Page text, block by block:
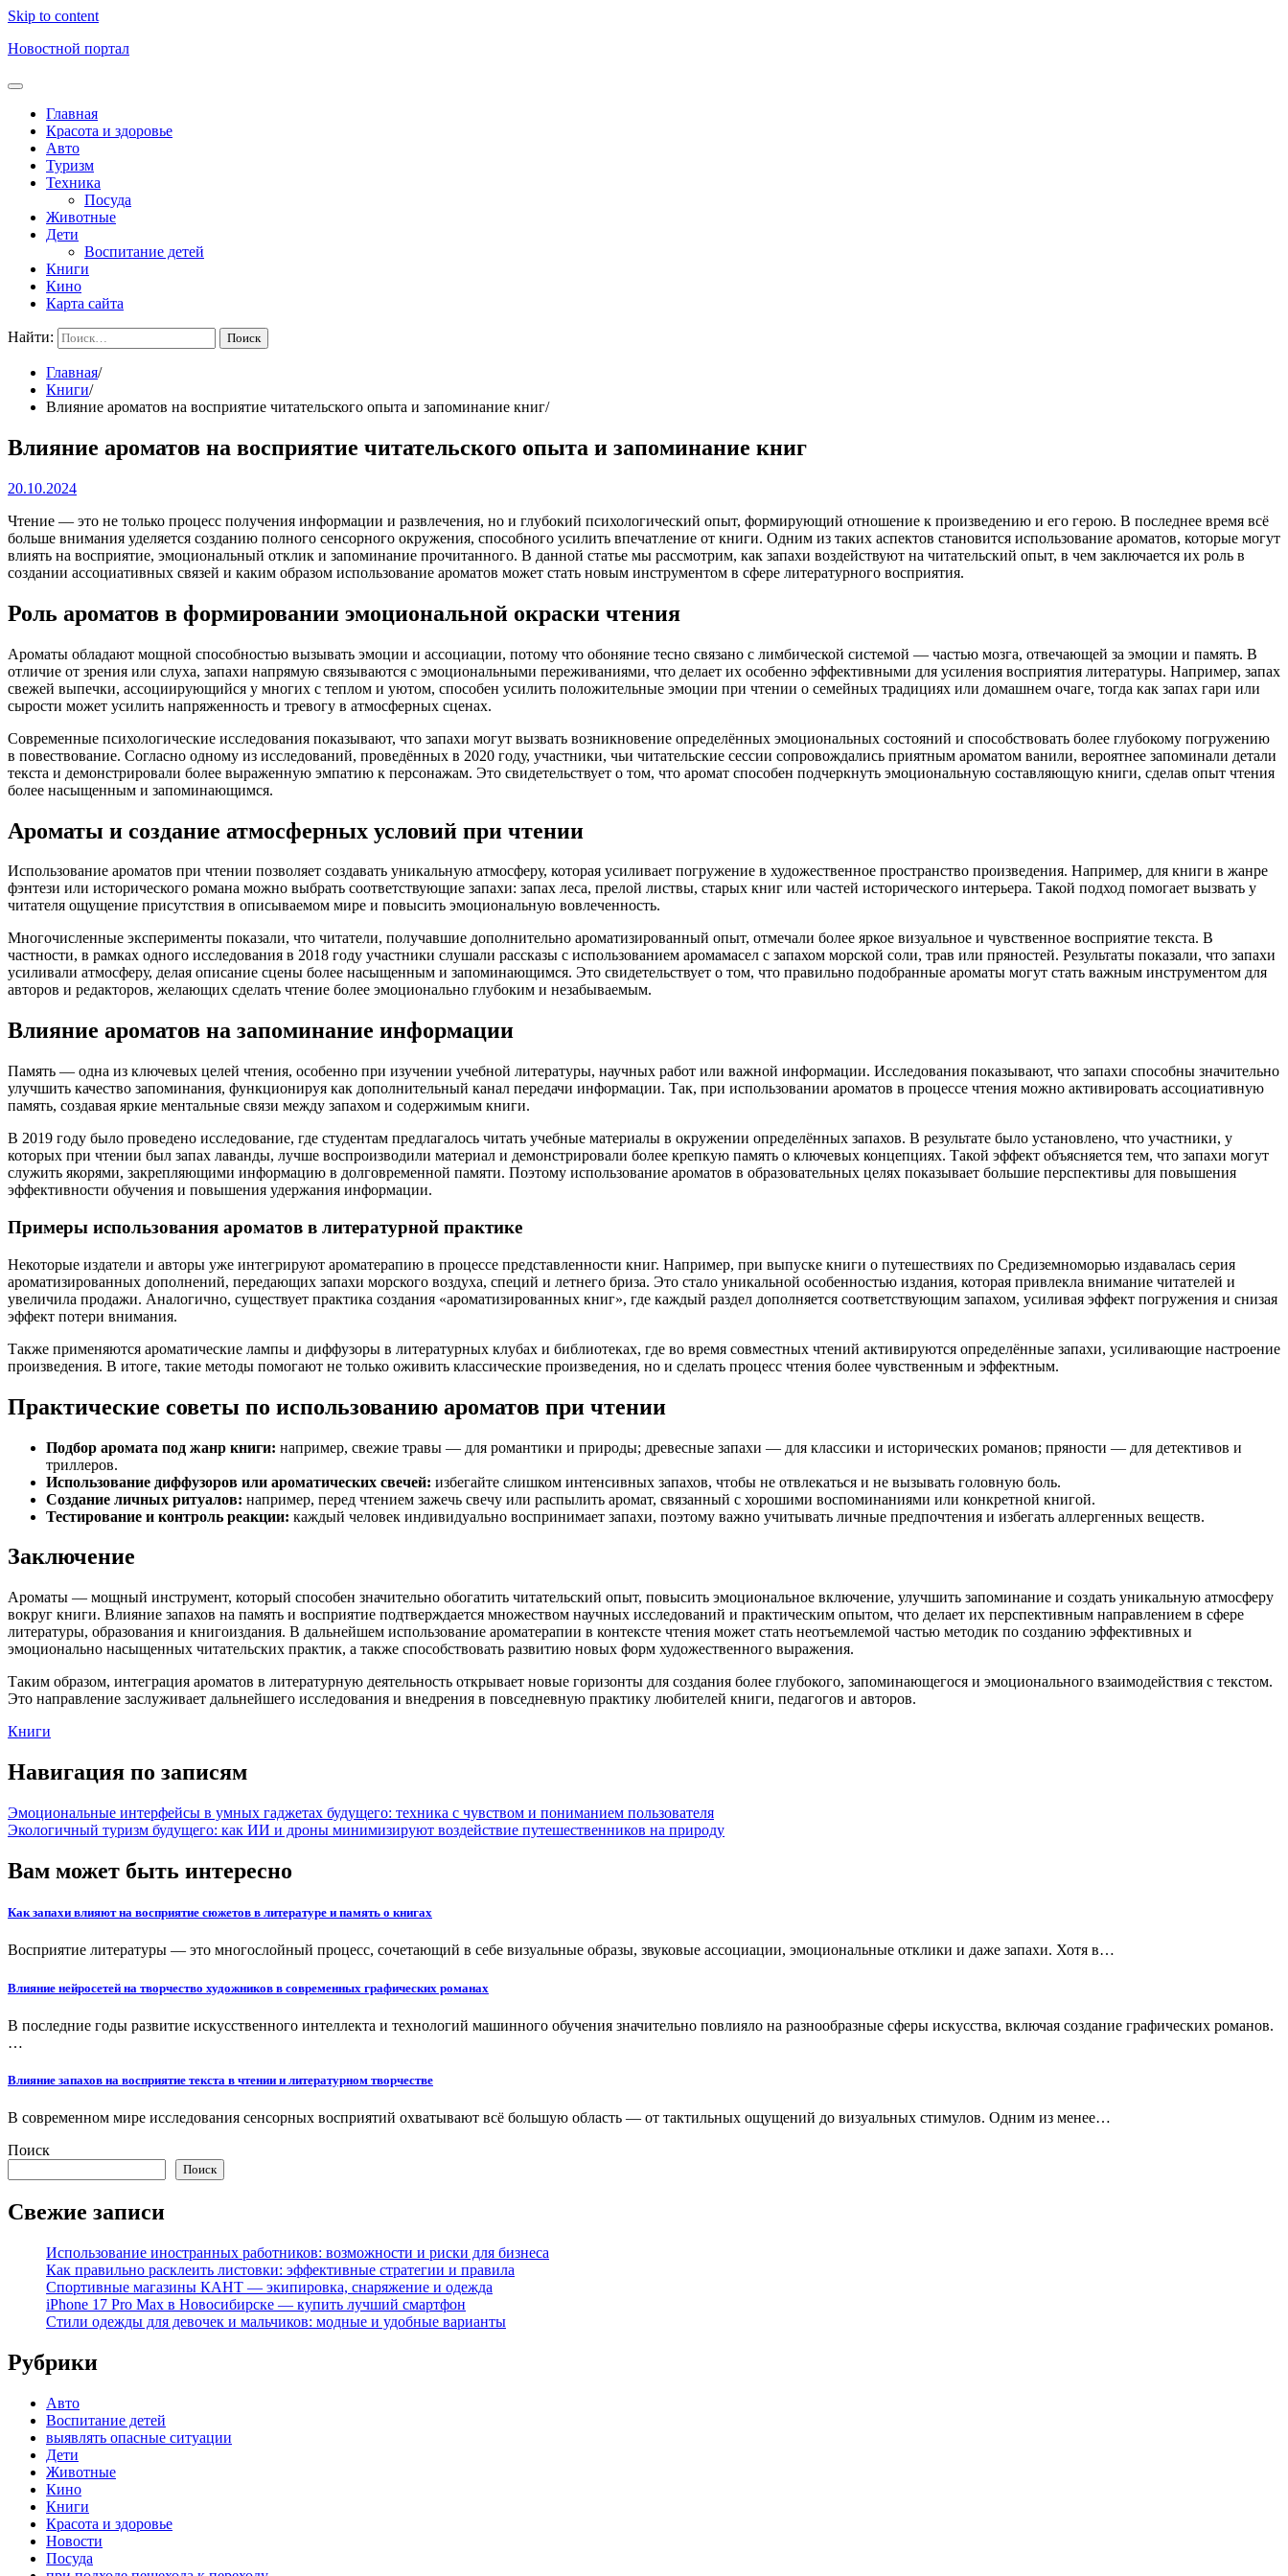
Skip to content
Новостной портал
Главная
Красота и здоровье
Авто
Туризм
Техника
Посуда
Животные
Дети
Воспитание детей
Книги
Кино
Карта сайта
Найти:
Главная
Книги
Влияние ароматов на восприятие читательского опыта и запоминание книг
Влияние ароматов на восприятие читательского опыта и запоминание книг
20.10.2024
Чтение — это не только процесс получения информации и развлечения, но и глубокий психологический опыт, формирующий отношение к произведению и его герою. В последнее время всё
больше внимания уделяется созданию полного сенсорного окружения, способного усилить впечатление от книги. Одним из таких аспектов становится использование ароматов, которые могут
влиять на восприятие, эмоциональный отклик и запоминание прочитанного. В данной статье мы рассмотрим, как запахи воздействуют на читательский опыт, в чем заключается их роль в
создании ассоциативных связей и каким образом использование ароматов может стать новым инструментом в сфере литературного восприятия.
Роль ароматов в формировании эмоциональной окраски чтения
Ароматы обладают мощной способностью вызывать эмоции и ассоциации, потому что обоняние тесно связано с лимбической системой — частью мозга, отвечающей за эмоции и память. В
отличие от зрения или слуха, запахи напрямую связываются с эмоциональными переживаниями, что делает их особенно эффективными для усиления восприятия литературы. Например, запах
свежей выпечки, ассоциирующийся у многих с теплом и уютом, способен усилить положительные эмоции при чтении о семейных традициях или домашнем очаге, тогда как запах гари или
сырости может усилить напряженность и тревогу в атмосферных сценах.
Современные психологические исследования показывают, что запахи могут вызвать возникновение определённых эмоциональных состояний и способствовать более глубокому погружению
в повествование. Согласно одному из исследований, проведённых в 2020 году, участники, чьи читательские сессии сопровождались приятным ароматом ванили, вероятнее запоминали детали
текста и демонстрировали более выраженную эмпатию к персонажам. Это свидетельствует о том, что аромат способен подчеркнуть эмоциональную составляющую книги, сделав опыт чтения
более насыщенным и запоминающимся.
Ароматы и создание атмосферных условий при чтении
Использование ароматов при чтении позволяет создавать уникальную атмосферу, которая усиливает погружение в художественное пространство произведения. Например, для книги в жанре
фэнтези или исторического романа можно выбрать соответствующие запахи: запах леса, прелой листвы, старых книг или частей исторического интерьера. Такой подход помогает вызвать у
читателя ощущение присутствия в описываемом мире и повысить эмоциональную вовлеченность.
Многочисленные эксперименты показали, что читатели, получавшие дополнительно ароматизированный опыт, отмечали более яркое визуальное и чувственное восприятие текста. В
частности, в рамках одного исследования в 2018 году участники слушали рассказы с использованием аромамасел с запахом морской соли, трав или пряностей. Результаты показали, что запахи
усиливали атмосферу, делая описание сцены более насыщенным и запоминающимся. Это свидетельствует о том, что правильно подобранные ароматы могут стать важным инструментом для
авторов и редакторов, желающих сделать чтение более эмоционально глубоким и незабываемым.
Влияние ароматов на запоминание информации
Память — одна из ключевых целей чтения, особенно при изучении учебной литературы, научных работ или важной информации. Исследования показывают, что запахи способны значительно
улучшить качество запоминания, функционируя как дополнительный канал передачи информации. Так, при использовании ароматов в процессе чтения можно активировать ассоциативную
память, создавая яркие ментальные связи между запахом и содержимым книги.
В 2019 году было проведено исследование, где студентам предлагалось читать учебные материалы в окружении определённых запахов. В результате было установлено, что участники, у
которых при чтении был запах лаванды, лучше воспроизводили материал и демонстрировали более крепкую память о ключевых концепциях. Такой эффект объясняется тем, что запахи могут
служить якорями, закрепляющими информацию в долговременной памяти. Поэтому использование ароматов в образовательных целях показывает большие перспективы для повышения
эффективности обучения и повышения удержания информации.
Примеры использования ароматов в литературной практике
Некоторые издатели и авторы уже интегрируют ароматерапию в процессе представленности книг. Например, при выпуске книги о путешествиях по Средиземноморью издавалась серия
ароматизированных дополнений, передающих запахи морского воздуха, специй и летнего бриза. Это стало уникальной особенностью издания, которая привлекла внимание читателей и
увеличила продажи. Аналогично, существует практика создания «ароматизированных книг», где каждый раздел дополняется соответствующим запахом, усиливая эффект погружения и снизая
эффект потери внимания.
Также применяются ароматические лампы и диффузоры в литературных клубах и библиотеках, где во время совместных чтений активируются определённые запахи, усиливающие настроение
произведения. В итоге, такие методы помогают не только оживить классические произведения, но и сделать процесс чтения более чувственным и эффектным.
Практические советы по использованию ароматов при чтении
Подбор аромата под жанр книги: например, свежие травы — для романтики и природы; древесные запахи — для классики и исторических романов; пряности — для детективов и
триллеров.
Использование диффузоров или ароматических свечей: избегайте слишком интенсивных запахов, чтобы не отвлекаться и не вызывать головную боль.
Создание личных ритуалов: например, перед чтением зажечь свечу или распылить аромат, связанный с хорошими воспоминаниями или конкретной книгой.
Тестирование и контроль реакции: каждый человек индивидуально воспринимает запахи, поэтому важно учитывать личные предпочтения и избегать аллергенных веществ.
Заключение
Ароматы — мощный инструмент, который способен значительно обогатить читательский опыт, повысить эмоциональное включение, улучшить запоминание и создать уникальную атмосферу
вокруг книги. Влияние запахов на память и восприятие подтверждается множеством научных исследований и практическим опытом, что делает их перспективным направлением в сфере
литературы, образования и книгоиздания. В дальнейшем использование ароматерапии в контексте чтения может стать неотъемлемой частью методик по созданию эффективных и
эмоционально насыщенных читательских практик, а также способствовать развитию новых форм художественного выражения.
Таким образом, интеграция ароматов в литературную деятельность открывает новые горизонты для создания более глубокого, запоминающегося и эмоционального взаимодействия с текстом.
Это направление заслуживает дальнейшего исследования и внедрения в повседневную практику любителей книги, педагогов и авторов.
Книги
Навигация по записям
Эмоциональные интерфейсы в умных гаджетах будущего: техника с чувством и пониманием пользователя
Экологичный туризм будущего: как ИИ и дроны минимизируют воздействие путешественников на природу
Вам может быть интересно
Как запахи влияют на восприятие сюжетов в литературе и память о книгах
Восприятие литературы — это многослойный процесс, сочетающий в себе визуальные образы, звуковые ассоциации, эмоциональные отклики и даже запахи. Хотя в…
Влияние нейросетей на творчество художников в современных графических романах
В последние годы развитие искусственного интеллекта и технологий машинного обучения значительно повлияло на разнообразные сферы искусства, включая создание графических романов.
…
Влияние запахов на восприятие текста в чтении и литературном творчестве
В современном мире исследования сенсорных восприятий охватывают всё большую область — от тактильных ощущений до визуальных стимулов. Одним из менее…
Поиск
Поиск
Свежие записи
Использование иностранных работников: возможности и риски для бизнеса
Как правильно расклеить листовки: эффективные стратегии и правила
Спортивные магазины КАНТ — экипировка, снаряжение и одежда
iPhone 17 Pro Max в Новосибирске — купить лучший смартфон
Стили одежды для девочек и мальчиков: модные и удобные варианты
Рубрики
Авто
Воспитание детей
выявлять опасные ситуации
Дети
Животные
Кино
Книги
Красота и здоровье
Новости
Посуда